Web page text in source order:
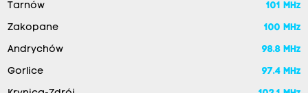
Tarnów 101 MHz
Zakopane 100 MHz
Andrychów 98.8 MHz
Gorlice 97.4 MHz